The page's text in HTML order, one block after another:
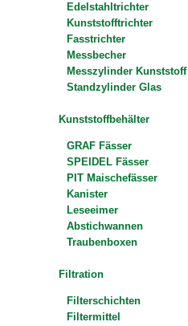
Edelstahltrichter
Kunststofftrichter
Fasstrichter
Messbecher
Messzylinder Kunststoff
Standzylinder Glas
Kunststoffbehälter
GRAF Fässer
SPEIDEL Fässer
PIT Maischefässer
Kanister
Leseeimer
Abstichwannen
Traubenboxen
Filtration
Filterschichten
Filtermittel